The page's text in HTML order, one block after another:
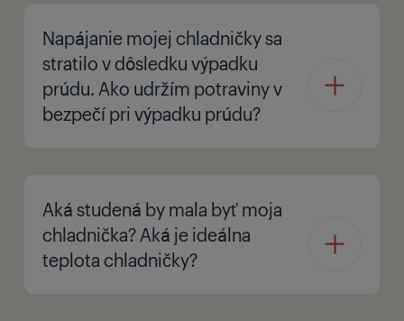
Napájanie mojej chladničky sa
stratilo v dôsledku výpadku
prúdu. Ako udržím potraviny v
bezpečí pri výpadku prúdu?
Aká studená by mala byť moja
chladnička? Aká je ideálna
teplota chladničky?